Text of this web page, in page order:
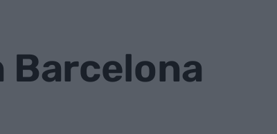
Barcelona